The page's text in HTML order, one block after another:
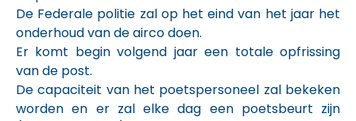
De Federale politie zal op het eind van het jaar het
onderhoud van de airco doen.
Er komt begin volgend jaar een totale opfrissing
van de post.
De capaciteit van het poetspersoneel zal bekeken
worden en er zal elke dag een poetsbeurt zijn